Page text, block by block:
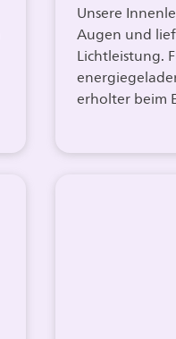
Unsere
Augen und
Lichtleistung.
erholter beim